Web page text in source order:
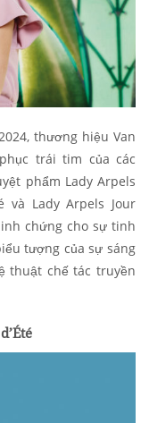
thương hiệu Van
trái tim của các
phẩm Lady Arpels
và Lady Arpels Jour
chứng cho sự tinh
tượng của sự sáng
thuật chế tác truyền